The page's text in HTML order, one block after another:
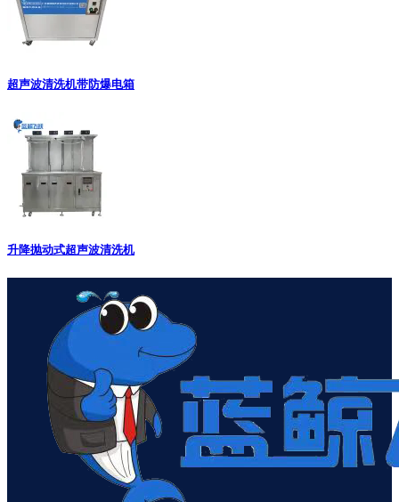
超声波清洗机带防爆电箱
升降抛动式超声波清洗机